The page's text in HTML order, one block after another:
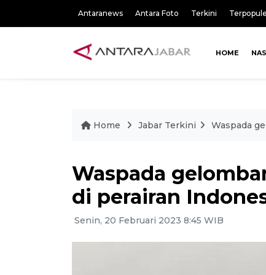
Antaranews Antara Foto Terkini
HOME
Home Jabar Terkini Waspada
Waspada
di perairan
Senin, 20 Februari 2023 8:45 WIB